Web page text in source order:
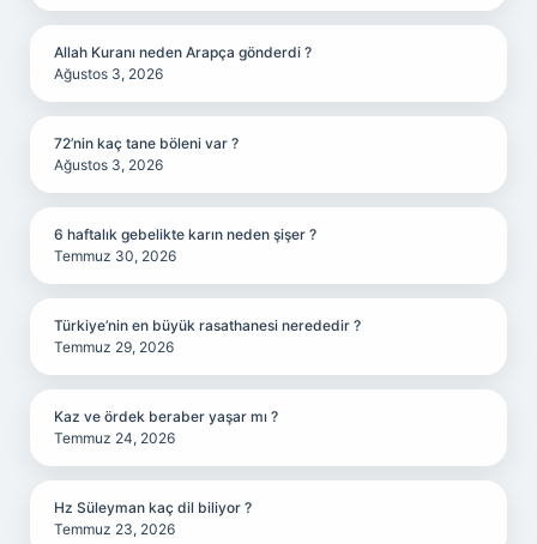
Allah Kuranı neden Arapça gönderdi ?
Ağustos 3, 2026
72’nin kaç tane böleni var ?
Ağustos 3, 2026
6 haftalık gebelikte karın neden şişer ?
Temmuz 30, 2026
Türkiye’nin en büyük rasathanesi nerededir ?
Temmuz 29, 2026
Kaz ve ördek beraber yaşar mı ?
Temmuz 24, 2026
Hz Süleyman kaç dil biliyor ?
Temmuz 23, 2026